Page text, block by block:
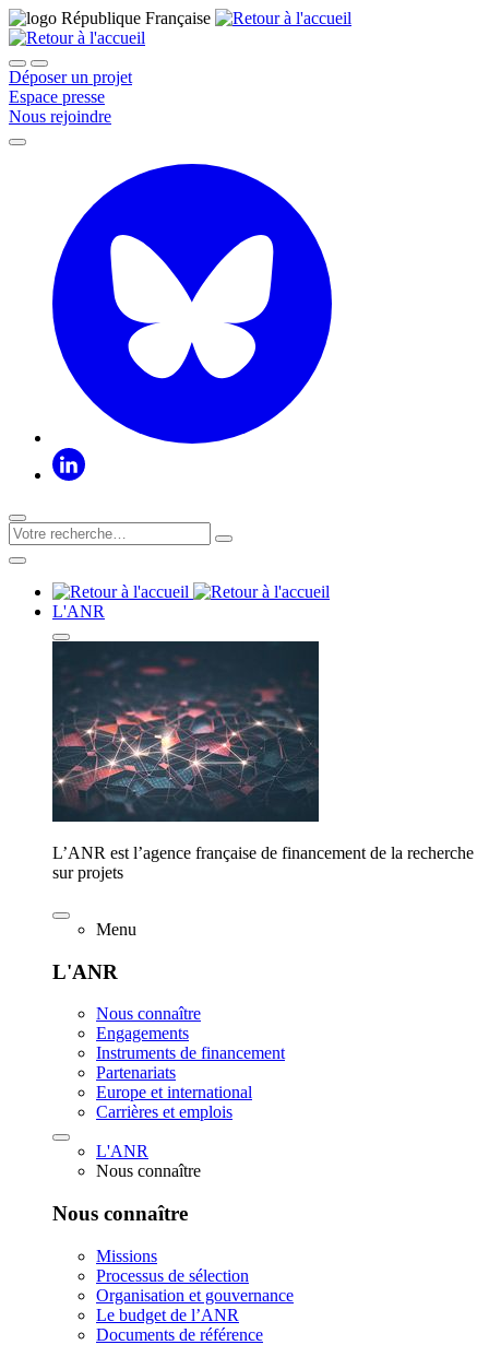
Déposer un projet
Espace presse
Nous rejoindre
L'ANR
L’ANR est l’agence française de financement de la recherche
sur projets
Menu
L'ANR
Nous connaître
Engagements
Instruments de financement
Partenariats
Europe et international
Carrières et emplois
L'ANR
Nous connaître
Nous connaître
Missions
Processus de sélection
Organisation et gouvernance
Le budget de l’ANR
Documents de référence